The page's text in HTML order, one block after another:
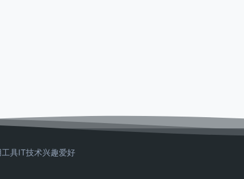
具IT技术兴趣爱好